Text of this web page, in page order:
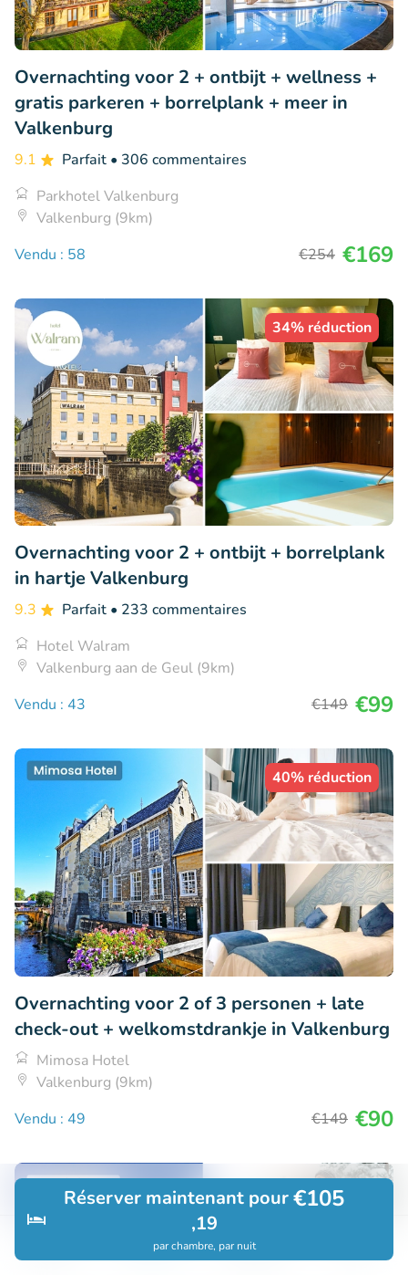
Rechercher Réservations
Réserver maintenant pour€105
,19
par chambre, par nuit
Overnachting voor 2 + ontbijt + wellness +
gratis parkeren + borrelplank + meer in
Valkenburg
9.1 Parfait • 306 commentaires
Parkhotel Valkenburg
Valkenburg (9km)
Vendu : 58
€254 €169
34% réduction
Overnachting voor 2 + ontbijt + borrelplank
in hartje Valkenburg
9.3 Parfait • 233 commentaires
Hotel Walram
Valkenburg aan de Geul (9km)
Vendu : 43
€149 €99
40% réduction
Overnachting voor 2 of 3 personen + late
check-out + welkomstdrankje in Valkenburg
Mimosa Hotel
Valkenburg (9km)
Vendu : 49
€149 €90